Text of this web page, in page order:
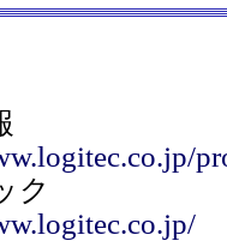
ク